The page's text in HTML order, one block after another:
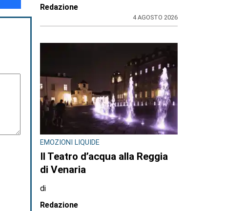
Redazione
4 AGOSTO 2026
EMOZIONI LIQUIDE
Il Teatro d’acqua alla Reggia
di Venaria
di
Redazione